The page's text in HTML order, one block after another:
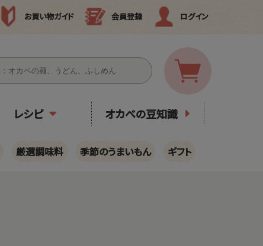
お買い物ガイド 会員登録 ログイン
レシピ オカベの豆知識
厳選調味料 季節のうまいもん ギフト